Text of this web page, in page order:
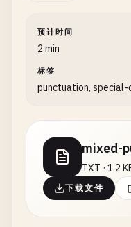
预计时间
2 min
标签
punctuation, special-
mixed-
TXT · 1.2
下载文件